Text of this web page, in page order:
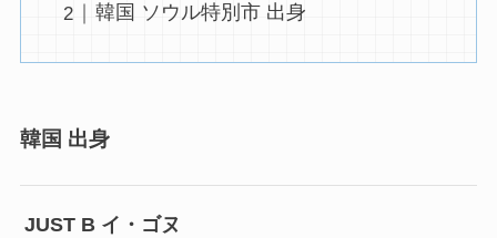
韓国 ソウル特別市 出身
韓国 出身
JUST B イ・ゴヌ